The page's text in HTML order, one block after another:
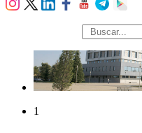
búsqueda
1